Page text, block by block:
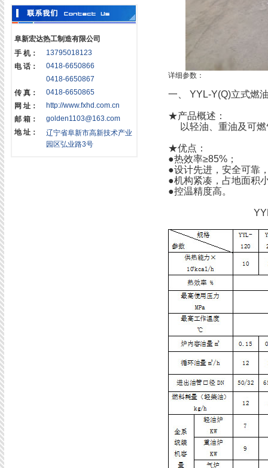
阜新宏达热工制造有限公司
手 机：
13795018123
电 话：
0418-6650866
0418-6650867
传 真：
0418-6650865
网 址：
http://www.fxhd.com.cn
邮 箱：
golden1103@163.com
地 址：
辽宁省阜新市高新技术产业
园区弘业路3号
详细参数：
一、 YYL-Y(Q)立式燃
★产品概述：
以轻油、重油及可
★优点：
●热效率≥85%；
●设计先进，安全可靠
●机构紧凑，占地面积
●控温精度高。